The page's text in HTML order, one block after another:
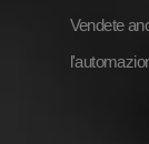
Vendete